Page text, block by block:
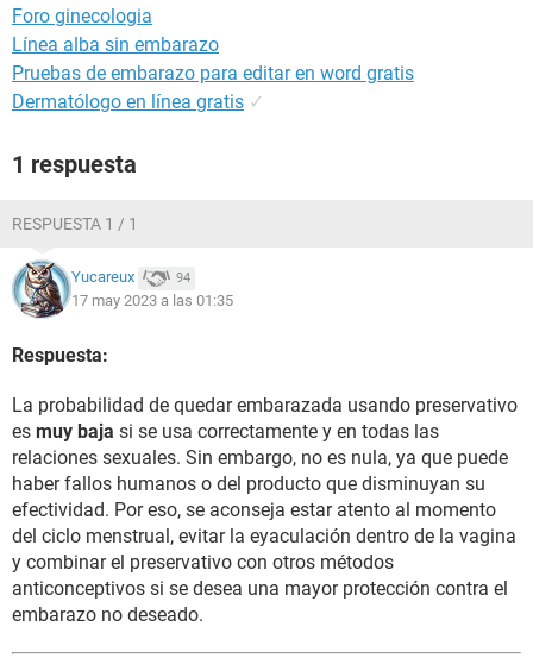
Foro ginecologia
Línea alba sin embarazo
Pruebas de embarazo para editar en word gratis
Dermatólogo en línea gratis ✓
1 respuesta
RESPUESTA 1 / 1
Yucareux 94
17 may 2023 a las 01:35
Respuesta:
La probabilidad de quedar embarazada usando preservativo
es muy baja si se usa correctamente y en todas las
relaciones sexuales. Sin embargo, no es nula, ya que puede
haber fallos humanos o del producto que disminuyan su
efectividad. Por eso, se aconseja estar atento al momento
del ciclo menstrual, evitar la eyaculación dentro de la vagina
y combinar el preservativo con otros métodos
anticonceptivos si se desea una mayor protección contra el
embarazo no deseado.